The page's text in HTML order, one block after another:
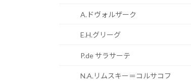
A.ドヴォルザーク
E.H.グリーグ
P.de サラサーテ
N.A.リムスキー＝コルサコフ